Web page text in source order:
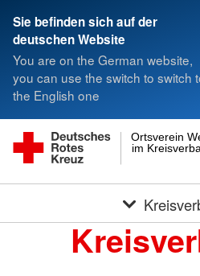
Sie befinden sich auf der
deutschen Website
You are on the German website,
you can use the switch to switch
the English one
im
Ortsverein